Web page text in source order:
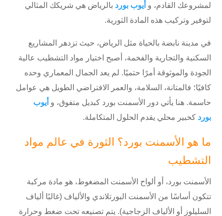
لمشروعك القادم، و أيوب بورد بالرياض هي شريكك المثالي
لتوفير وتركيب هذه المادة الثورية.
في مدينة نابضة بالحياة مثل الرياض، حيث تزدهر المشاريع
السكنية والتجارية والفخمة، أصبح اختيار مواد التشطيب عالية
الجودة والموثوقة أمرًا حتميًا. لم يعد الجمال المعماري وحده
كافيًا؛ فالمتانة، السلامة، والعمر الافتراضي الطويل هي عوامل
حاسمة. هنا يأتي دور
الأسمنت بورد كبديل متفوق، و أيوب
بورد كخبير محلي يقدم الحلول المتكاملة.
ما هو الأسمنت بورد؟ الثورة في عالم مواد
التشطيب
الأسمنت بورد، أو ألواح الأسمنت المضغوط، هو مادة مركبة
تتكون أساسًا من الأسمنت البورتلاندي والألياف (غالبًا ألياف
السليلوز أو الألياف الزجاجية). يتم تصنيعه تحت ضغط وحرارة